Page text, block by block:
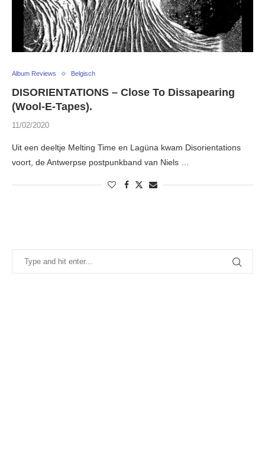
Album Reviews Belgisch
DISORIENTATIONS – Close To Dissapearing
(Wool-E-Tapes).
11/02/2020
Uit een deeltje Melting Time en Lagüna kwam Disorientations
voort, de Antwerpse postpunkband van Niels …